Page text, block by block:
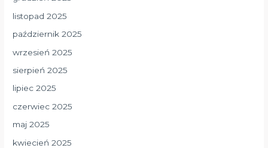
listopad 2025
październik 2025
wrzesień 2025
sierpień 2025
lipiec 2025
czerwiec 2025
maj 2025
kwiecień 2025